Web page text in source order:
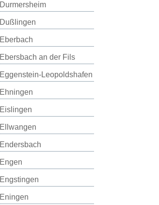
Durmersheim
Dußlingen
Eberbach
Ebersbach an der Fils
Eggenstein-Leopoldshafen
Ehningen
Eislingen
Ellwangen
Endersbach
Engen
Engstingen
Eningen